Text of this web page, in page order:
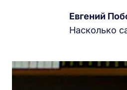
Евгений
Насколько